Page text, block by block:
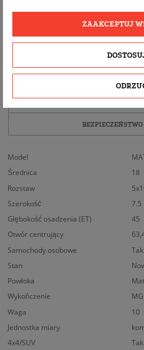
SZCZEGÓŁY
Model
Średnica
18
Rozstaw
Szerokość
7.5
Głębokość osadzenia (ET)
45
Otwór centrujący
Samochody osobowe
Tak
Stan
Powłoka
Wykończenie
Waga
10
Jednostka miary
4x4/SUV
Tak
ZAAKCEPTUJ